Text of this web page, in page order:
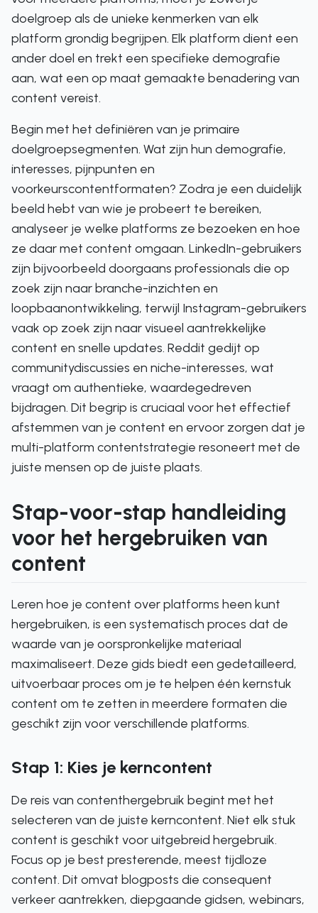
doelgroep als de unieke kenmerken van elk
platform grondig begrijpen. Elk platform dient een
ander doel en trekt een specifieke demografie
aan, wat een op maat gemaakte benadering van
content vereist.
Begin met het definiëren van je primaire
doelgroepsegmenten. Wat zijn hun demografie,
interesses, pijnpunten en
voorkeurscontentformaten? Zodra je een duidelijk
beeld hebt van wie je probeert te bereiken,
analyseer je welke platforms ze bezoeken en hoe
ze daar met content omgaan. LinkedIn-gebruikers
zijn bijvoorbeeld doorgaans professionals die op
zoek zijn naar branche-inzichten en
loopbaanontwikkeling, terwijl Instagram-gebruikers
vaak op zoek zijn naar visueel aantrekkelijke
content en snelle updates. Reddit gedijt op
communitydiscussies en niche-interesses, wat
vraagt om authentieke, waardegedreven
bijdragen. Dit begrip is cruciaal voor het effectief
afstemmen van je content en ervoor zorgen dat je
multi-platform contentstrategie resoneert met de
juiste mensen op de juiste plaats.
Stap-voor-stap handleiding
voor het hergebruiken van
content
Leren hoe je content over platforms heen kunt
hergebruiken, is een systematisch proces dat de
waarde van je oorspronkelijke materiaal
maximaliseert. Deze gids biedt een gedetailleerd,
uitvoerbaar proces om je te helpen één kernstuk
content om te zetten in meerdere formaten die
geschikt zijn voor verschillende platforms.
Stap 1: Kies je kerncontent
De reis van contenthergebruik begint met het
selecteren van de juiste kerncontent. Niet elk stuk
content is geschikt voor uitgebreid hergebruik.
Focus op je best presterende, meest tijdloze
content. Dit omvat blogposts die consequent
verkeer aantrekken, diepgaande gidsen, webinars,